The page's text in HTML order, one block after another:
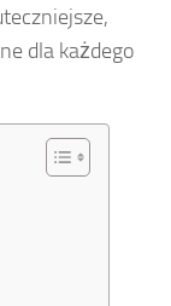
dla każdego